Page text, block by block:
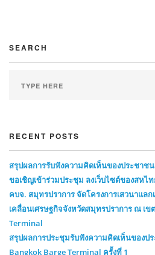
SEARCH
RECENT POSTS
สรุปผลการรับฟังความคิดเห็นของประชาช
ขอเชิญเข้าร่วมประชุม ลงเว็บไซต์ของสหไ
คบจ. สมุทรปราการ จัดโครงการเสวนาแล
เคลื่อนเศรษฐกิจจังหวัดสมุทรปราการ ณ เ
Terminal
สรุปผลการประชุมรับฟังความคิดเห็นของป
Bangkok Barge Terminal ครั้งที่ 1